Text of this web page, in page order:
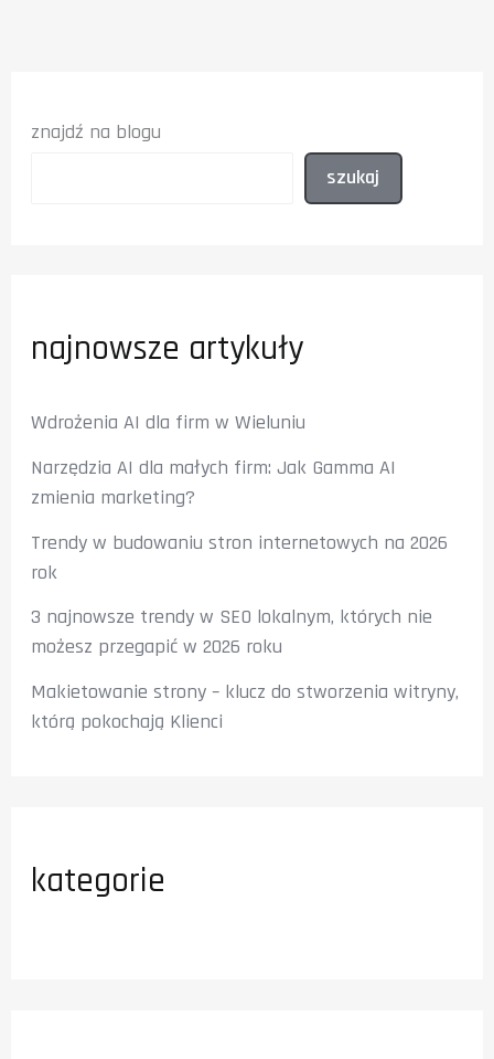
znajdź na blogu
szukaj
najnowsze artykuły
Wdrożenia AI dla firm w Wieluniu
Narzędzia AI dla małych firm: Jak Gamma AI
zmienia marketing?
Trendy w budowaniu stron internetowych na 2026
rok
3 najnowsze trendy w SEO lokalnym, których nie
możesz przegapić w 2026 roku
Makietowanie strony – klucz do stworzenia witryny,
którą pokochają Klienci
kategorie